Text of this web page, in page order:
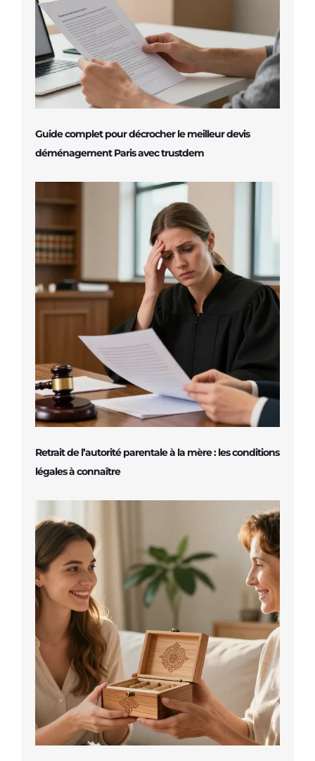
Guide complet pour décrocher le meilleur devis
déménagement Paris avec trustdem
Retrait de l’autorité parentale à la mère : les conditions
légales à connaître